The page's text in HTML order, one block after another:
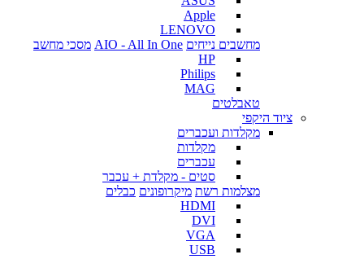
Apple
LENOVO
מחשבים נייחים AIO - All In One מסכי מחשב
HP
Philips
MAG
טאבלטים
ציוד היקפי
מקלדות ועכברים
מקלדות
עכברים
סטים - מקלדת + עכבר
מצלמות רשת מיקרופונים כבלים
HDMI
DVI
VGA
USB